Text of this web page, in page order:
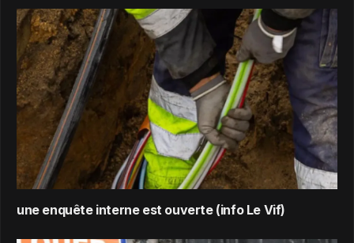
une enquête interne est ouverte (info Le Vif)